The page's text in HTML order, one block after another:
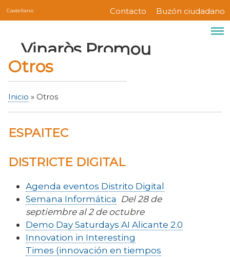
Pasar
al
principal
Castellano
Menú
superior
Contacto Buzón ciudadano
Vinaròs Promou
Otros
de
a
navegación
Inicio Otros
ESPAITEC
DISTRICTE DIGITAL
Agenda eventos Distrito Digital
Semana Informática Del 28 de
septiembre al 2 de octubre
Demo Day Saturdays AI Alicante 2.0
Innovation in Interesting
Times (innovación en tiempos